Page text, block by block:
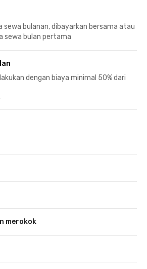
sewa bulanan, dibayarkan bersama atau
sewa bulan pertama
dengan biaya minimal 50% dari
merokok